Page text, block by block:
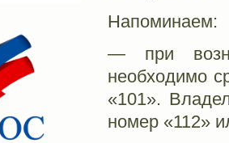
Напоминаем:
— при
необходимо
«101».
номер «112»